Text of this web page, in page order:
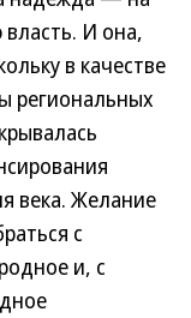
И она,
в качестве
региональных
века. Желание
с
и, с